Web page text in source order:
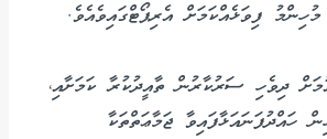
ފިވަޅެއްކަމަށް އެރިޕޯޓްގައިވެއެވެ.
ދިވެހި ސަރުކާރުން ތާއީދުކުރާ ކަމަށާއި،
ހައްދުފަނައަޅާފައިވާ ޖަމާޢަތްތަކާ